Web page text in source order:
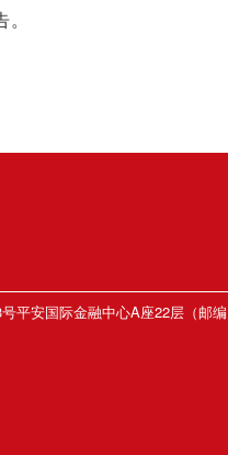
平安国际金融中心A座22层（邮编